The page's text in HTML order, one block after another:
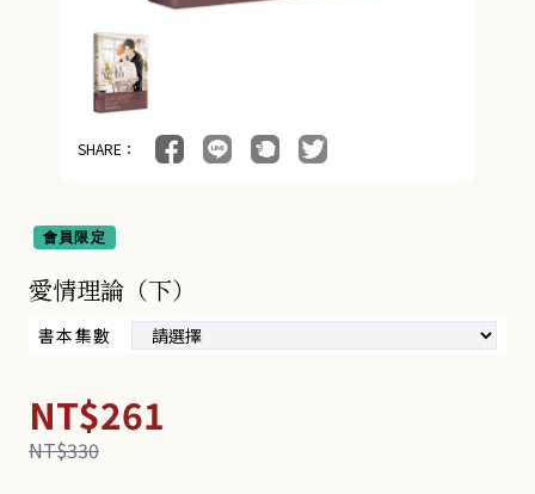
SHARE：
會員限定
愛情理論（下）
書本集數
NT$261
NT$330